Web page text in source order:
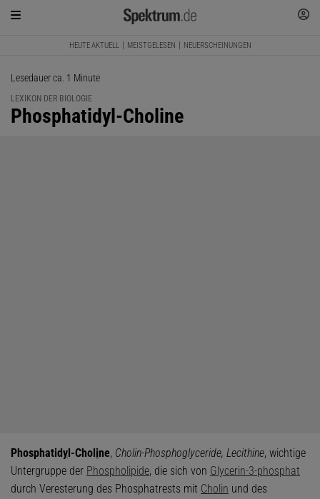
HEUTE AKTUELL MEISTGELESEN NEUERSCHEINUNGEN
Lesedauer ca. 1 Minute
LEXIKON DER BIOLOGIE
:
Phosphatidyl-Choline
Phosphatidyl-Choline, Cholin-Phosphoglyceride, Lecithine, wichtige
Untergruppe der Phospholipide, die sich von Glycerin-3-phosphat
durch Veresterung des Phosphatrests mit Cholin und des